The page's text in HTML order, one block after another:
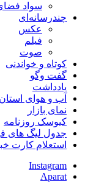
سواد
چندرسانه‌ای
عكس
فیلم
صوت
کوتاه و خواندنی
گفت وگو
یادداشت
آب و هوای
نمای بازار
کیوسک روزنامه
جدول لیگ های
استعلام کارت
Instagram
Aparat